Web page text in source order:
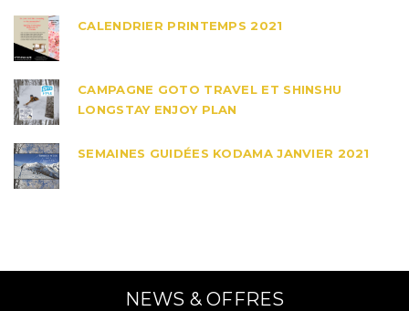
CALENDRIER PRINTEMPS 2021
CAMPAGNE GOTO TRAVEL ET SHINSHU
LONGSTAY ENJOY PLAN
SEMAINES GUIDÉES KODAMA JANVIER 2021
NEWS & OFFRES